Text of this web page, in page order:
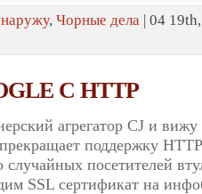
, Чорные дела | 04
С HTTP
агрегатор CJ и
поддержку
случайных посетителей
SSL сертификат на